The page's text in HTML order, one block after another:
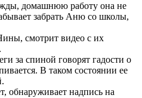
домашнюю работу она не
забрать Аню со школы,
смотрит видео с их
за спиной говорят гадости о
В таком состоянии ее
обнаруживает надпись на